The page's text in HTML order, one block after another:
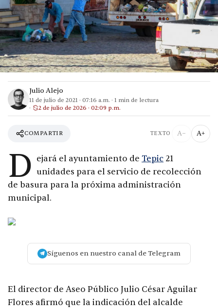
Julio Alejo
11 de julio de 2021 · 07:16 a.m. · 1 min de lectura
2 de julio de 2026 · 02:09 p.m.
COMPARTIR TEXTO A− A+
D ejará el ayuntamiento de Tepic 21
unidades para el servicio de recolección
de basura para la próxima administración
municipal.
Síguenos en nuestro canal de Telegram
El director de Aseo Público Julio César Aguilar
Flores afirmó que la indicación del alcalde